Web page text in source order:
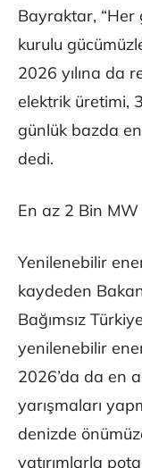
Bayraktar,
kurulu
2026 yılına da
elektrik üretimi,
günlük bazda
dedi.
En az 2 Bin
Yenilenebilir
kaydeden
Bağımsız
yenilenebilir
2026’da da en
yarışmaları
denizde
yatırımlarla